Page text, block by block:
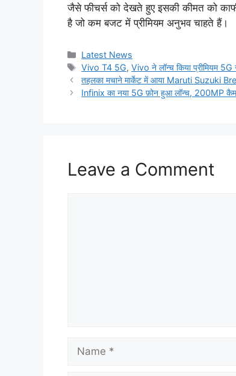
जैसे फीचर्स को देखते हुए इसकी कीमत को
है जो कम बजट में प्रीमियम अनुभव चाहते हैं।
Categories
Latest News
Tags
Vivo T4 5G,Vivo ने लॉन्च किया प्रीमियम 5G
तहलका मचाने मार्केट में आया Maruti Suzuki
Infinix का नया 5G फ़ोन हुआ लॉन्च, 200MP
Leave a Comment
Name